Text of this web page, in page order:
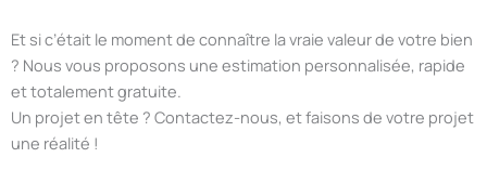
Et si c’était le moment de connaître la vraie valeur de votre bien
? Nous vous proposons une estimation personnalisée, rapide
et totalement gratuite.
Un projet en tête ? Contactez-nous, et faisons de votre projet
une réalité !